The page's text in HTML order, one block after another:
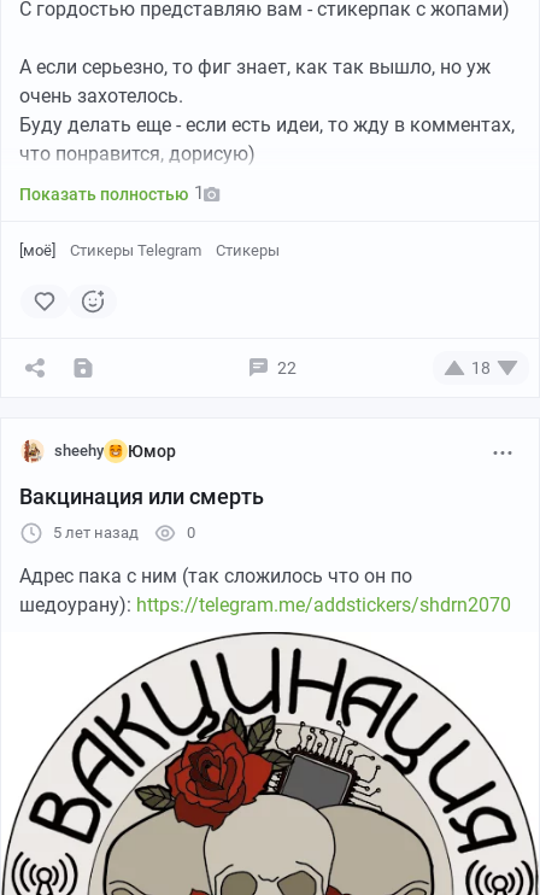
С гордостью представляю вам - стикерпак с жопами)
А если серьезно, то фиг знает, как так вышло, но уж
очень захотелось.
Буду делать еще - если есть идеи, то жду в комментах,
что понравится, дорисую)
Показать полностью 1
[моё] Стикеры Telegram Стикеры
22 18
sheehy Юмор
Вакцинация или смерть
5 лет назад 0
Адрес пака с ним (так сложилось что он по
шедоурану): https://telegram.me/addstickers/shdrn2070